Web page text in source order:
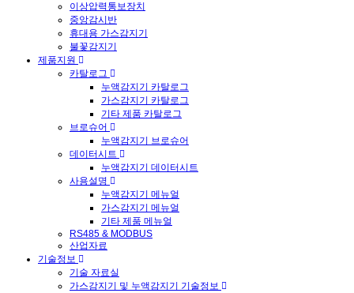
이상압력통보장치
중앙감시반
휴대용 가스감지기
불꽃감지기
제품지원
카탈로그
누액감지기 카탈로그
가스감지기 카탈로그
기타 제품 카탈로그
브로슈어
누액감지기 브로슈어
데이터시트
누액감지기 데이터시트
사용설명
누액감지기 메뉴얼
가스감지기 메뉴얼
기타 제품 메뉴얼
RS485 & MODBUS
산업자료
기술정보
기술 자료실
가스감지기 및 누액감지기 기술정보